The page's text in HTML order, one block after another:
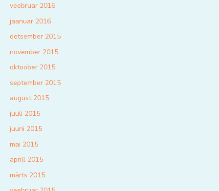
veebruar 2016
jaanuar 2016
detsember 2015
november 2015
oktoober 2015
september 2015
august 2015
juuli 2015
juuni 2015
mai 2015
aprill 2015
märts 2015